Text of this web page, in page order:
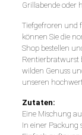
Grillabende oder
Tiefgefroren und
können Sie die
Shop bestellen
Rentierbratwurst
wilden Genuss
unseren
Zutaten:
Eine Mischung
In einer Packung